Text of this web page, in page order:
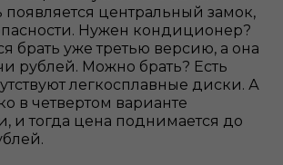
появляется центральный замок,
Нужен кондиционер?
брать уже третью версию, а она
рублей. Можно брать? Есть
легкосплавные диски. А
в четвертом варианте
и тогда цена поднимается до